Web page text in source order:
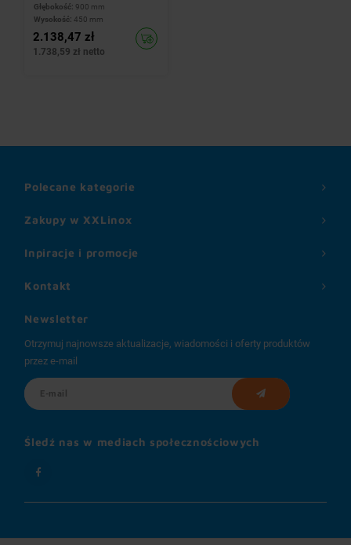
Głębokość: 900 mm
Wysokość: 450 mm
2.138,47 zł
1.738,59 zł netto
Zakupy w XXLinox
Inpiracje i promocje
Polecane kategorie
Kontakt
Newsletter
Otrzymuj najnowsze aktualizacje, wiadomości i oferty produktów
przez e-mail
Śledź nas w mediach społecznościowych